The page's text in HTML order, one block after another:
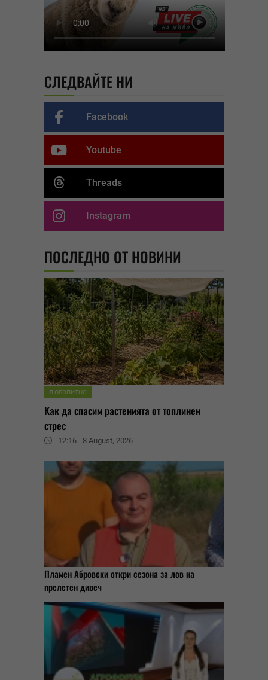
СЛЕДВАЙТЕ НИ
Facebook
Youtube
Threads
Instagram
ПОСЛЕДНО ОТ НОВИНИ
ЛЮБОПИТНО
Как да спасим растенията от топлинен
стрес
12:16 - 8 August, 2026
Пламен Абровски откри сезона за лов на
прелетен дивеч